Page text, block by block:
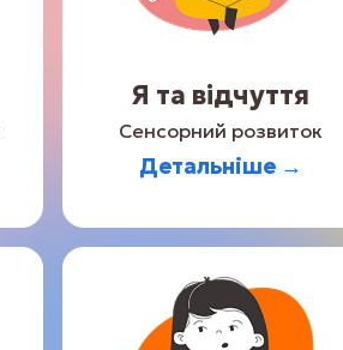
Я та відчуття
Сенсорний розвиток
Детальніше →